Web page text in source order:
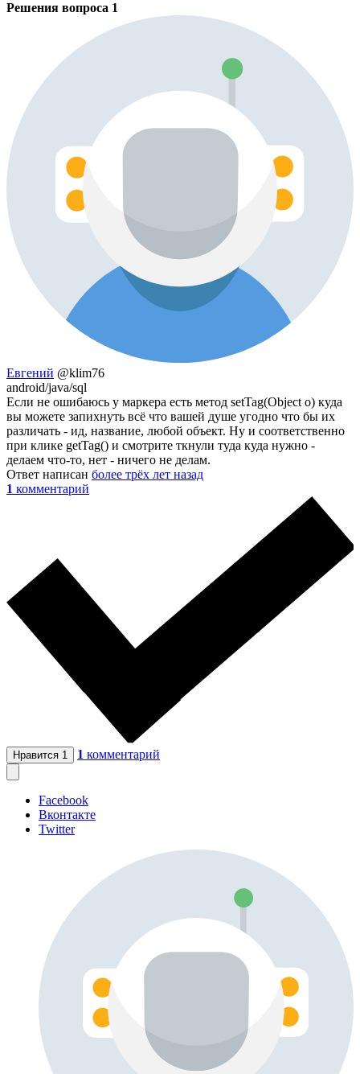
Решения вопроса 1
Евгений @klim76
android/java/sql
Если не ошибаюсь у маркера есть метод setTag(Object o) куда
вы можете запихнуть всё что вашей душе угодно что бы их
различать - ид, название, любой объект. Ну и соответственно
при клике getTag() и смотрите ткнули туда куда нужно -
делаем что-то, нет - ничего не делам.
Ответ написан более трёх лет назад
1 комментарий
Нравится 1 1 комментарий
Facebook
Вконтакте
Twitter